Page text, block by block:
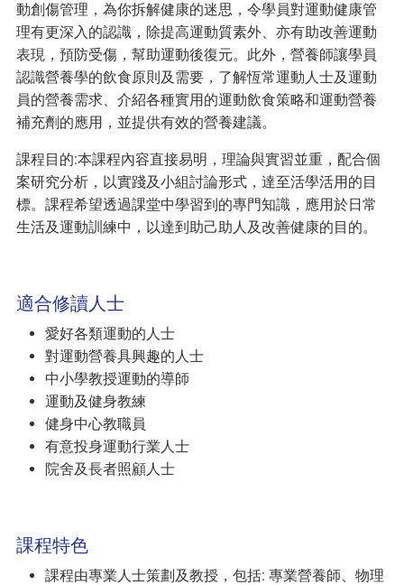
動創傷管理，為你拆解健康的迷思，令學員對運動健康管
理有更深入的認識，除提高運動質素外、亦有助改善運動
表現，預防受傷，幫助運動後復元。此外，營養師讓學員
認識營養學的飲食原則及需要，了解恆常運動人士及運動
員的營養需求、介紹各種實用的運動飲食策略和運動營養
補充劑的應用，並提供有效的營養建議。
課程目的:本課程內容直接易明，理論與實習並重，配合個
案研究分析，以實踐及小組討論形式，達至活學活用的目
標。課程希望透過課堂中學習到的專門知識，應用於日常
生活及運動訓練中，以達到助己助人及改善健康的目的。
適合修讀人士
愛好各類運動的人士
對運動營養具興趣的人士
中小學教授運動的導師
運動及健身教練
健身中心教職員
有意投身運動行業人士
院舍及長者照顧人士
課程特色
課程由專業人士策劃及教授，包括: 專業營養師、物理